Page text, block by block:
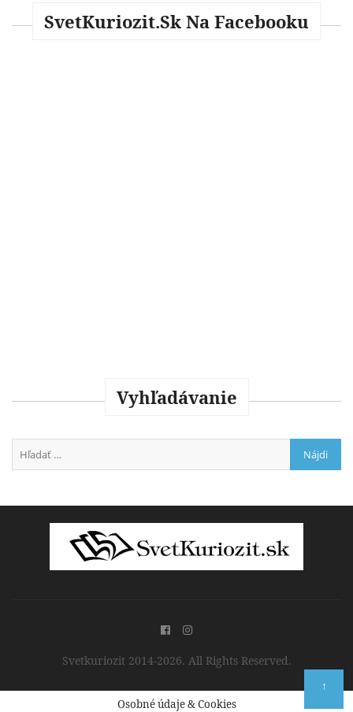
SvetKuriozit.sk Na Facebooku
Vyhľadávanie
Svetkuriozit 2014-2026. All Rights Reserved.
↑
Osobné údaje & Cookies